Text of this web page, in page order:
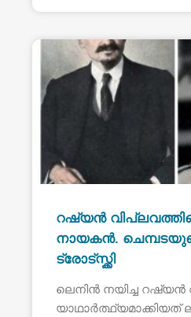
റഷ്യൻ
നായകൻ.
ട്രോട്സ്ക്കി
ലെനിൻ നയിച്ച റഷ്യൻ